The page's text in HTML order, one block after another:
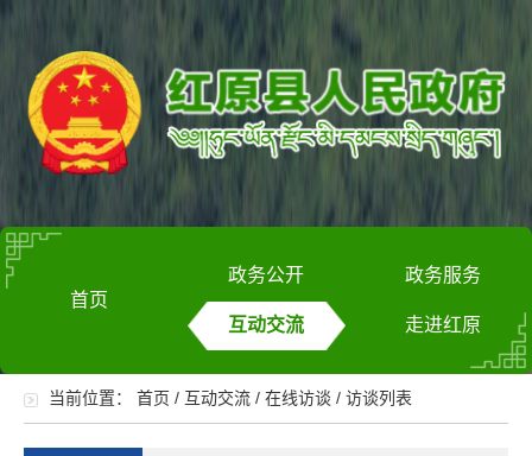
首页
政务公开 政务服务
互动交流 走进红原
当前位置： 首页 / 互动交流 / 在线访谈 / 访谈列表